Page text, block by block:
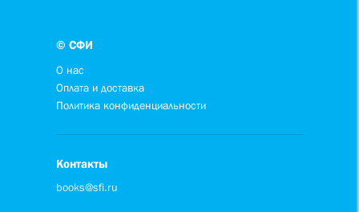
© СФИ
О нас
Оплата и доставка
Политика конфиденциальности
Контакты
books@sfi.ru